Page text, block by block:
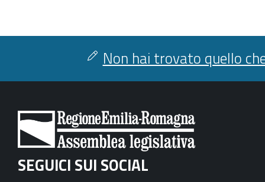
Non hai trovato quello
SEGUICI SUI SOCIAL